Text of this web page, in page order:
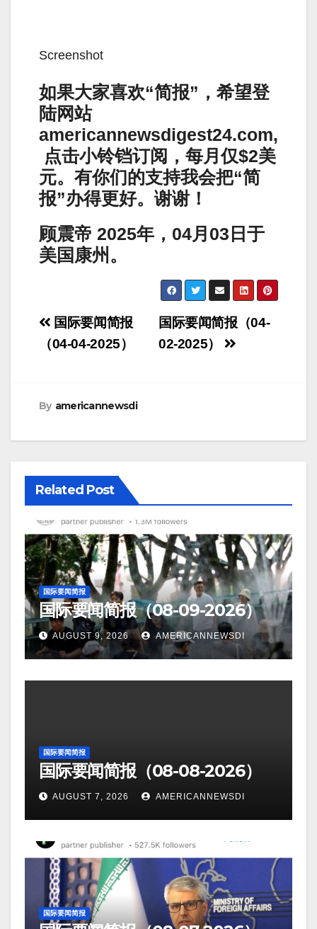
Screenshot
如果大家喜欢“简报”，希望登
陆网站
americannewsdigest24.com,
点击小铃铛订阅，每月仅$2美
元。有你们的支持我会把“简
报”办得更好。谢谢！
顾震帝 2025年，04月03日于
美国康州。
Post
navigation
国际要闻简报（04-
02-2025）
国际要闻简报
（04-04-2025）
By americannewsdi
Related Post
国际要闻简报
国际要闻简报（08-09-2026）
AUGUST 9, 2026 AMERICANNEWSDI
国际要闻简报
国际要闻简报（08-08-2026）
AUGUST 7, 2026 AMERICANNEWSDI
国际要闻简报